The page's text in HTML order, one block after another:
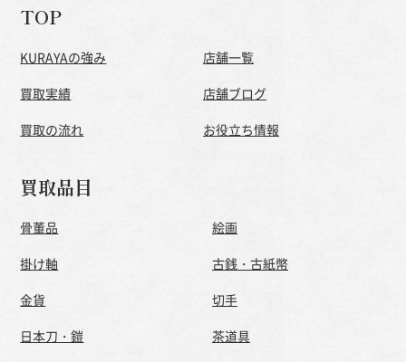
TOP
KURAYAの強み
買取実績
買取の流れ
店舗一覧
店舗ブログ
お役立ち情報
買取品目
骨董品
絵画
掛け軸
古銭・古紙幣
金貨
切手
日本刀・鎧
茶道具